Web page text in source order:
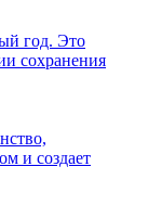
год. Это
сохранения
и создает